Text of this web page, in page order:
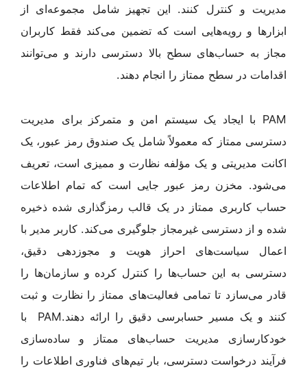
مدیریت و کنترل کنند. این تجهیز شامل مجموعه‌ای از
ابزارها و رویه‌هایی است که تضمین می‌کند فقط کاربران
مجاز به حساب‌های سطح بالا دسترسی دارند و می‌توانند
اقدامات در سطح ممتاز را انجام دهند.
PAM با ایجاد یک سیستم امن و متمرکز برای مدیریت
دسترسی ممتاز که معمولاً شامل یک صندوق رمز عبور، یک
اکانت مدیریتی و یک مؤلفه نظارت و ممیزی است، تعریف
می‌شود. مخزن رمز عبور جایی است که تمام اطلاعات
حساب کاربری ممتاز در یک قالب رمزگذاری شده ذخیره
شده و از دسترسی غیرمجاز جلوگیری می‌کند. کاربر مدیر با
اعمال سیاست‌های احراز هویت و مجوزدهی دقیق،
دسترسی به این حساب‌ها را کنترل کرده و سازمان‌ها را
قادر می‌سازد تا تمامی فعالیت‌های ممتاز را نظارت و ثبت
کنند و یک مسیر حسابرسی دقیق را ارائه دهند.PAM با
خودکارسازی مدیریت حساب‌های ممتاز و ساده‌سازی
فرآیند درخواست دسترسی، بار تیم‌های فناوری اطلاعات را